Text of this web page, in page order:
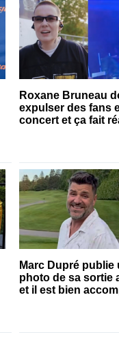
Roxane Bruneau
expulser des fans
concert et ça fait
Marc Dupré publie
photo de sa sortie
et il est bien